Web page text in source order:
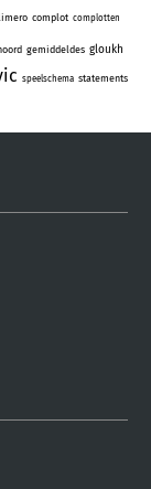
complot complotten
gemiddeldes gloukh
speelschema statements